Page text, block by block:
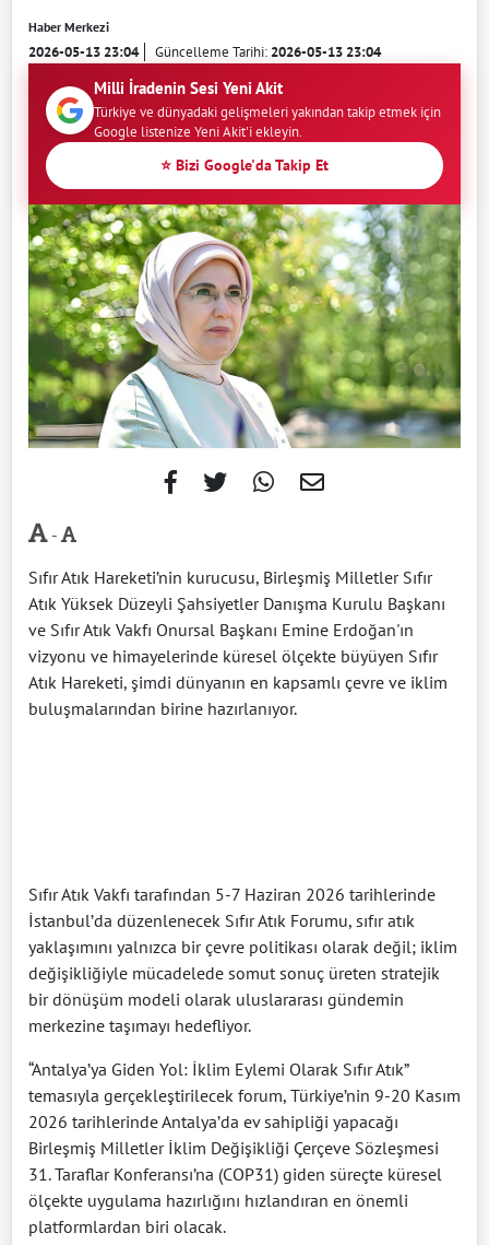
Haber Merkezi
2026-05-13 23:04 Güncelleme Tarihi:2026-05-13 23:04
Milli İradenin Sesi Yeni Akit
Türkiye ve dünyadaki gelişmeleri yakından takip etmek için
Google listenize Yeni Akit'i ekleyin.
⭐ Bizi Google'da Takip Et
-
Sıfır Atık Hareketi’nin kurucusu, Birleşmiş Milletler Sıfır
Atık Yüksek Düzeyli Şahsiyetler Danışma Kurulu Başkanı
ve Sıfır Atık Vakfı Onursal Başkanı Emine Erdoğan'ın
vizyonu ve himayelerinde küresel ölçekte büyüyen Sıfır
Atık Hareketi, şimdi dünyanın en kapsamlı çevre ve iklim
buluşmalarından birine hazırlanıyor.
Sıfır Atık Vakfı tarafından 5-7 Haziran 2026 tarihlerinde
İstanbul’da düzenlenecek Sıfır Atık Forumu, sıfır atık
yaklaşımını yalnızca bir çevre politikası olarak değil; iklim
değişikliğiyle mücadelede somut sonuç üreten stratejik
bir dönüşüm modeli olarak uluslararası gündemin
merkezine taşımayı hedefliyor.
“Antalya’ya Giden Yol: İklim Eylemi Olarak Sıfır Atık”
temasıyla gerçekleştirilecek forum, Türkiye’nin 9-20 Kasım
2026 tarihlerinde Antalya’da ev sahipliği yapacağı
Birleşmiş Milletler İklim Değişikliği Çerçeve Sözleşmesi
31. Taraflar Konferansı’na (COP31) giden süreçte küresel
ölçekte uygulama hazırlığını hızlandıran en önemli
platformlardan biri olacak.